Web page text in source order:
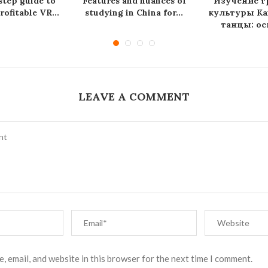
VR...
studying in China for...
культуры
танцы:
LEAVE A COMMENT
email, and website in this browser for the next time I comment.